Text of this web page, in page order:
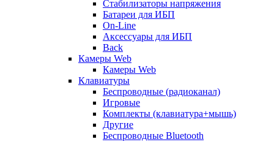
Стабилизаторы напряжения
Батареи для ИБП
On-Line
Аксессуары для ИБП
Back
Камеры Web
Камеры Web
Клавиатуры
Беспроводные (радиоканал)
Игровые
Комплекты (клавиатура+мышь)
Другие
Беспроводные Bluetooth